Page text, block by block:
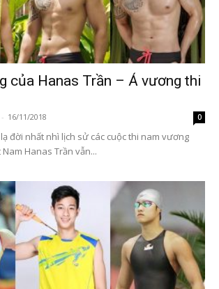
của Hanas Trần – Á vương thi
- 16/11/2018 0
đời nhất nhì lịch sử các cuộc thi nam vương
Hanas Trần vẫn...